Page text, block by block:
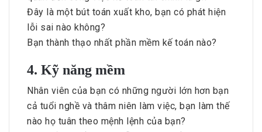
Đây là một bút toán xuất kho, bạn có phát hiện
lỗi sai nào không?
Bạn thành thạo nhất phần mềm kế toán nào?
4. Kỹ năng mềm
Nhân viên của bạn có những người lớn hơn bạn
cả tuổi nghề và thâm niên làm việc, bạn làm thế
nào họ tuân theo mệnh lệnh của bạn?